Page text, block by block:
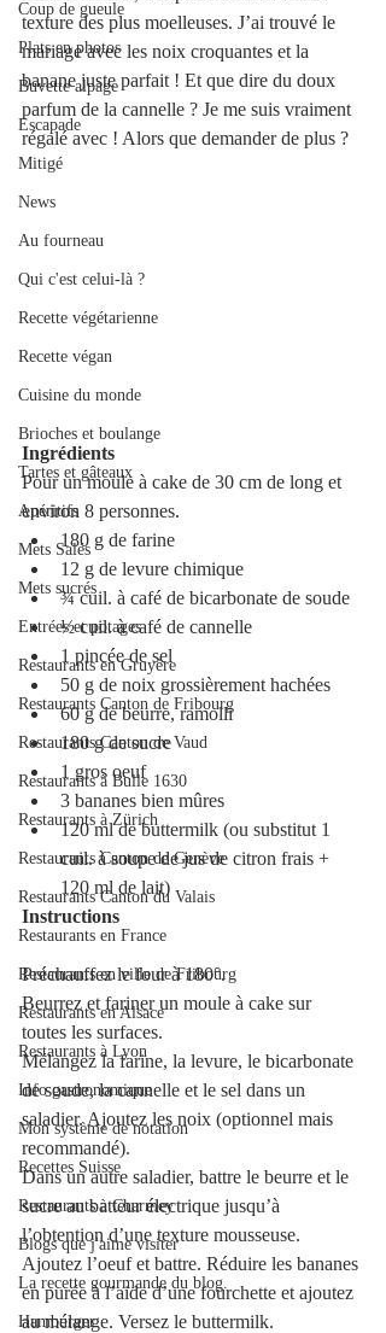
Coup de gueule
Plats en photos
Buvette alpage
Escapade
Mitigé
News
Au fourneau
Qui c'est celui-là ?
Recette végétarienne
Recette végan
Cuisine du monde
Brioches et boulange
Tartes et gâteaux
Apéritifs
Mets Salés
Mets sucrés
Entrées et potages
Restaurants en Gruyère
Restaurants Canton de Fribourg
Restaurants Canton de Vaud
Restaurants à Bulle 1630
Restaurants à Zürich
Restaurants Canton de Genève
Restaurants Canton du Valais
Restaurants en France
Restaurants en ville de Fribourg
Restaurants en Alsace
Restaurants à Lyon
Info gastronomique
Mon système de notation
Recettes Suisse
Restaurants à Charmey
Blogs que j'aime visiter
La recette gourmande du blog.
Hamburger
texture des plus moelleuses. J’ai trouvé le
mariage avec les noix croquantes et la
banane juste parfait ! Et que dire du doux
parfum de la cannelle ? Je me suis vraiment
régalé avec ! Alors que demander de plus ?
Ingrédients
Pour un moule à cake de 30 cm de long et
environ 8 personnes.
180 g de farine
12 g de levure chimique
¾ cuil. à café de bicarbonate de soude
½ cuil. à café de cannelle
1 pincée de sel
50 g de noix grossièrement hachées
60 g de beurre, ramolli
180 g de sucre
1 gros oeuf
3 bananes bien mûres
120 ml de buttermilk (ou substitut 1
cuil. à soupe de jus de citron frais +
120 ml de lait)
Instructions
Préchauffez le four à 180°.
Beurrez et fariner un moule à cake sur
toutes les surfaces.
Mélangez la farine, la levure, le bicarbonate
de soude, la cannelle et le sel dans un
saladier. Ajoutez les noix (optionnel mais
recommandé).
Dans un autre saladier, battre le beurre et le
sucre au batteur électrique jusqu’à
l’obtention d’une texture mousseuse.
Ajoutez l’oeuf et battre. Réduire les bananes
en purée à l’aide d’une fourchette et ajoutez
au mélange. Versez le buttermilk.